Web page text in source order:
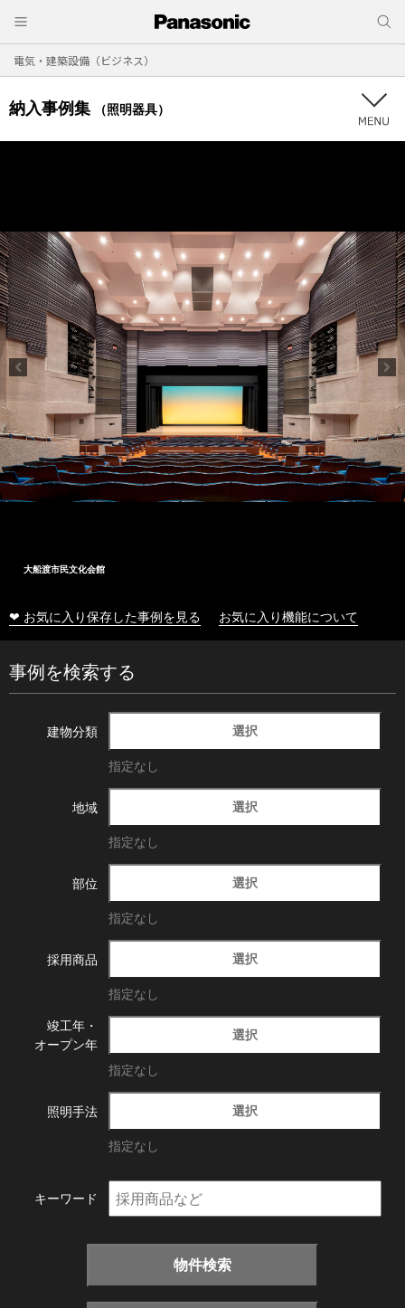
電気・建築設備（ビジネス）
納入事例集 （照明器具）
大船渡市民文化会館
❤ お気に入り保存した事例を見る お気に入り機能について
事例を検索する
建物分類 選択
指定なし
地域 選択
指定なし
部位 選択
指定なし
採用商品 選択
指定なし
竣工年・
オープン年
選択
指定なし
照明手法 選択
指定なし
キーワード
物件検索